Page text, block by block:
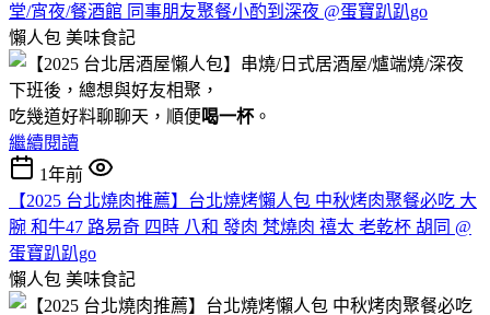
堂/宵夜/餐酒館 同事朋友聚餐小酌到深夜 @蛋寶趴趴go
懶人包 美味食記
下班後，總想與好友相聚，
吃幾道好料聊聊天，順便喝一杯。
繼續閱讀
1年前
【2025 台北燒肉推薦】台北燒烤懶人包 中秋烤肉聚餐必吃 大
腕 和牛47 路易奇 四時 八和 發肉 梵燒肉 禧太 老乾杯 胡同 @
蛋寶趴趴go
懶人包 美味食記